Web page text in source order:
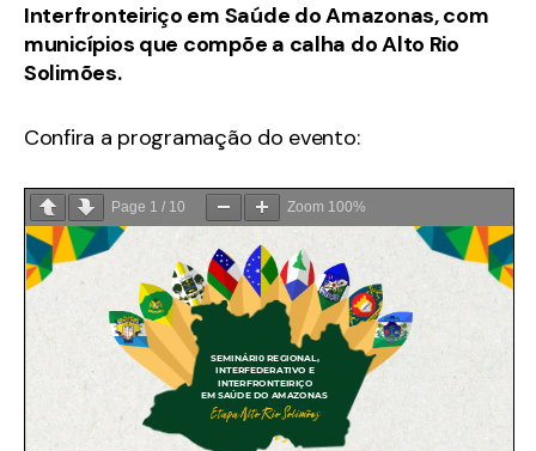
Interfronteiriço em Saúde do Amazonas, com
municípios que compõe a calha do Alto Rio
Solimões.
Confira a programação do evento:
Page 1 / 10 Zoom 100%